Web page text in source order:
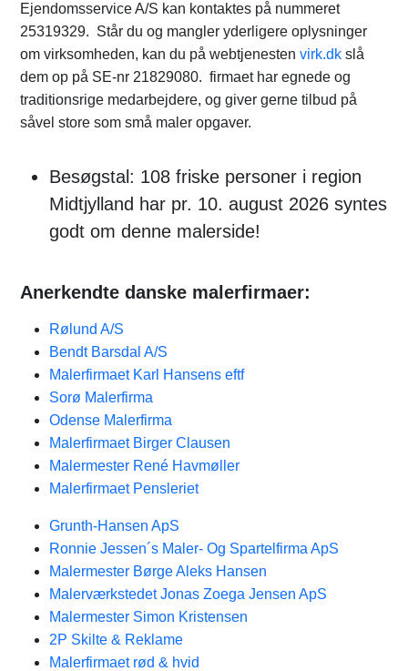
Ejendomsservice A/S kan kontaktes på nummeret
25319329. Står du og mangler yderligere oplysninger
om virksomheden, kan du på webtjenesten virk.dk slå
dem op på SE-nr 21829080. firmaet har egnede og
traditionsrige medarbejdere, og giver gerne tilbud på
såvel store som små maler opgaver.
Besøgstal: 108 friske personer i region
Midtjylland har pr. 10. august 2026 syntes
godt om denne malerside!
Anerkendte danske malerfirmaer:
Rølund A/S
Bendt Barsdal A/S
Malerfirmaet Karl Hansens eftf
Sorø Malerfirma
Odense Malerfirma
Malerfirmaet Birger Clausen
Malermester René Havmøller
Malerfirmaet Pensleriet
Grunth-Hansen ApS
Ronnie Jessen´s Maler- Og Spartelfirma ApS
Malermester Børge Aleks Hansen
Malerværkstedet Jonas Zoega Jensen ApS
Malermester Simon Kristensen
2P Skilte & Reklame
Malerfirmaet rød & hvid